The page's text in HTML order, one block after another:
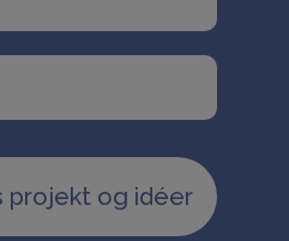
projekt og idéer